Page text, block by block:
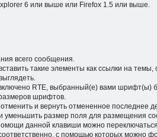
6 или выше или Firefox 1.5 или выше.
всего сообщения.
такие элементы как ссылки на
RTE, выбранный(е) вами шрифт(ы)
шрифтов.
и вернуть отмененное последнее
уменьшить размер поля для размещения
данной клавиши можно
с помощью которых можно